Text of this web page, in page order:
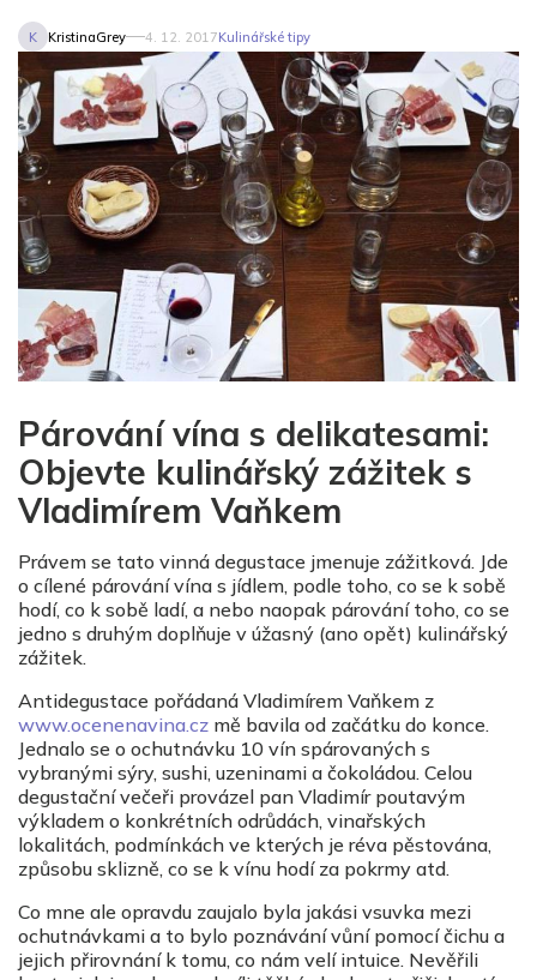
K KristinaGrey 4. 12. 2017Kulinářské tipy
Párování vína s delikatesami:
Objevte kulinářský zážitek s
Vladimírem Vaňkem
Právem se tato vinná degustace jmenuje zážitková. Jde
o cílené párování vína s jídlem, podle toho, co se k sobě
hodí, co k sobě ladí, a nebo naopak párování toho, co se
jedno s druhým doplňuje v úžasný (ano opět) kulinářský
zážitek.
Antidegustace pořádaná Vladimírem Vaňkem z
www.ocenenavina.cz mě bavila od začátku do konce.
Jednalo se o ochutnávku 10 vín spárovaných s
vybranými sýry, sushi, uzeninami a čokoládou. Celou
degustační večeři provázel pan Vladimír poutavým
výkladem o konkrétních odrůdách, vinařských
lokalitách, podmínkách ve kterých je réva pěstována,
způsobu sklizně, co se k vínu hodí za pokrmy atd.
Co mne ale opravdu zaujalo byla jakási vsuvka mezi
ochutnávkami a to bylo poznávání vůní pomocí čichu a
jejich přirovnání k tomu, co nám velí intuice. Nevěřili